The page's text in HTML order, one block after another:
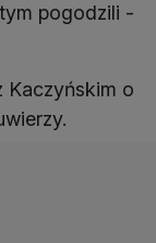
pogodzili -
Kaczyńskim o